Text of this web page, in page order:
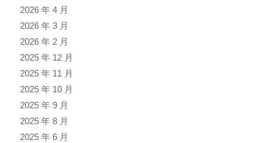
2026 年 4 月
2026 年 3 月
2026 年 2 月
2025 年 12 月
2025 年 11 月
2025 年 10 月
2025 年 9 月
2025 年 8 月
2025 年 6 月